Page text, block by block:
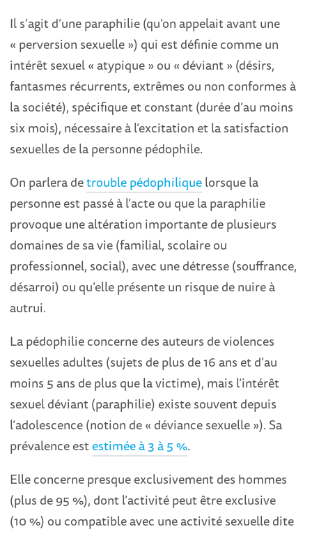
Il s’agit d’une paraphilie (qu’on appelait avant une
« perversion sexuelle ») qui est définie comme un
intérêt sexuel « atypique » ou « déviant » (désirs,
fantasmes récurrents, extrêmes ou non conformes à
la société), spécifique et constant (durée d’au moins
six mois), nécessaire à l’excitation et la satisfaction
sexuelles de la personne pédophile.
On parlera detrouble pédophiliquelorsque la
personne est passé à l’acte ou que la paraphilie
provoque une altération importante de plusieurs
domaines de sa vie (familial, scolaire ou
professionnel, social), avec une détresse (souffrance,
désarroi) ou qu’elle présente un risque de nuire à
autrui.
La pédophilie concerne des auteurs de violences
sexuelles adultes (sujets de plus de 16 ans et d’au
moins 5 ans de plus que la victime), mais l’intérêt
sexuel déviant (paraphilie) existe souvent depuis
l’adolescence (notion de « déviance sexuelle »). Sa
prévalence estestimée à 3 à 5 %.
Elle concerne presque exclusivement des hommes
(plus de 95 %), dont l’activité peut être exclusive
(10 %) ou compatible avec une activité sexuelle dite